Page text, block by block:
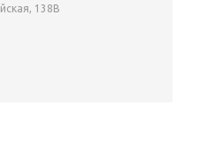
138В